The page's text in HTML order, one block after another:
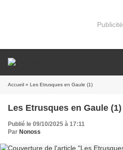
Publicité
Accueil » Les Etrusques en Gaule (1)
Les Etrusques en Gaule (1)
Publié le 09/10/2025 à 17:11
Par Nonoss